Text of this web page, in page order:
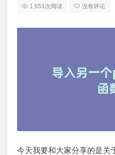
1,651次阅读 没有评论
今天我要和大家分享的是关